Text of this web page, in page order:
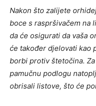
Nakon što zalijete
boce s raspršivačem na
da će osigurati da vaša
će također djelovati kao
borbi protiv štetočina.
pamučnu podlogu
obrisali listove, što će